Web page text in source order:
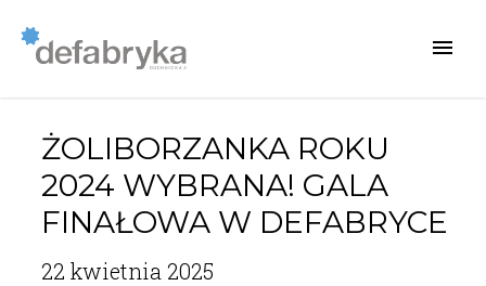
ŻOLIBORZANKA ROKU
2024 WYBRANA! GALA
FINAŁOWA W DEFABRYCE
22 kwietnia 2025